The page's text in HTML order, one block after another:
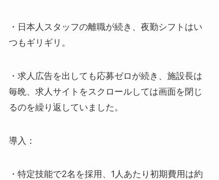
・日本人スタッフの離職が続き、夜勤シフトはい
つもギリギリ。
・求人広告を出しても応募ゼロが続き、施設長は
毎晩、求人サイトをスクロールしては画面を閉じ
るのを繰り返していました。
導入：
・特定技能で2名を採用、1人あたり初期費用は約